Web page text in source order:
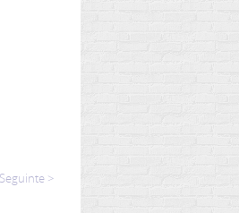
Seguinte >